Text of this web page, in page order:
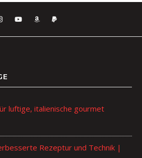
luftige, italienische gourmet
Rezeptur und Technik |